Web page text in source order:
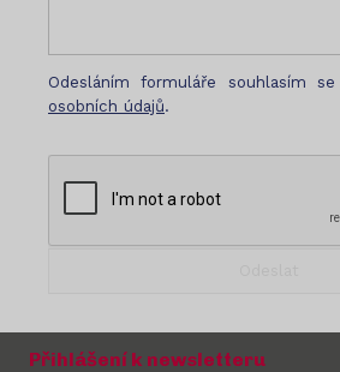
Odesláním formuláře souhlasím se
osobních údajů.
Přihlášení k newsletteru